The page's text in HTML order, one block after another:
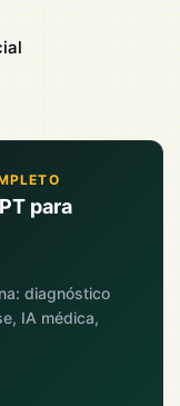
para
diagnóstico
IA médica,